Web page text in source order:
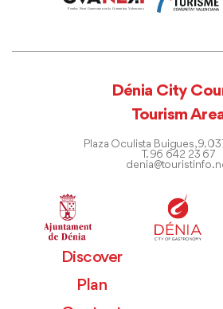
Dénia City
Tourism
Plaza Oculista Buigues, 9.
T. 96 642 23 67
Discover
Plan